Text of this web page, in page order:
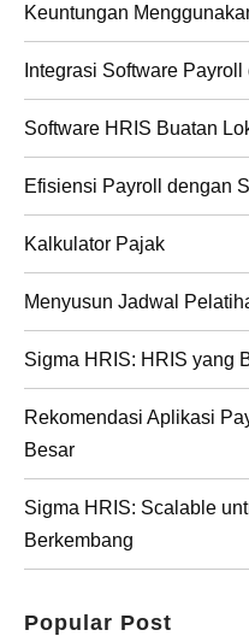
Keuntungan
Integrasi Software
Software HRIS Buatan
Efisiensi Payroll dengan
Kalkulator Pajak
Menyusun Jadwal
Sigma HRIS: HRIS yang
Rekomendasi Aplikasi
Besar
Sigma HRIS: Scalable
Berkembang
Popular Post